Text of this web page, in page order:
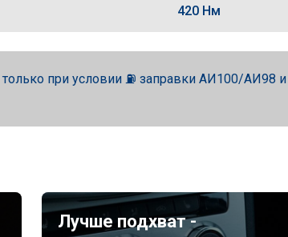
420 Нм
при условии ⛽ заправки АИ100/
Лучше подхват -